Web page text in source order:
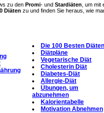
zu den Promi- und Stardiäten , um mit
Diäten zu und finden Sie heraus, wie
Die 100 Besten Diäten
Diätpläne
Vegetarische Diät
Cholesterin Diät
Diabetes-Diät
Allergie-Diät
Übungen, um
abzunehmen
Kalorientabelle
Motivation Abnehmen